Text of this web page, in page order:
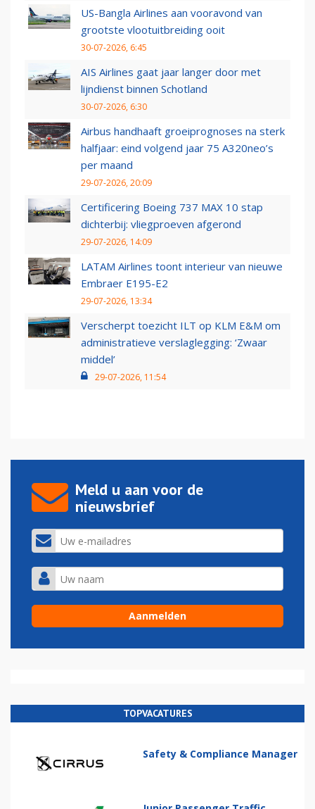
US-Bangla Airlines aan vooravond van
grootste vlootuitbreiding ooit
30-07-2026, 6:45
AIS Airlines gaat jaar langer door met
lijndienst binnen Schotland
30-07-2026, 6:30
Airbus handhaaft groeiprognoses na sterk
halfjaar: eind volgend jaar 75 A320neo’s
per maand
29-07-2026, 20:09
Certificering Boeing 737 MAX 10 stap
dichterbij: vliegproeven afgerond
29-07-2026, 14:09
LATAM Airlines toont interieur van nieuwe
Embraer E195-E2
29-07-2026, 13:34
Verscherpt toezicht ILT op KLM E&M om
administratieve verslaglegging: ‘Zwaar
middel’
29-07-2026, 11:54
Meld u aan voor de
nieuwsbrief
TOPVACATURES
Safety & Compliance Manager